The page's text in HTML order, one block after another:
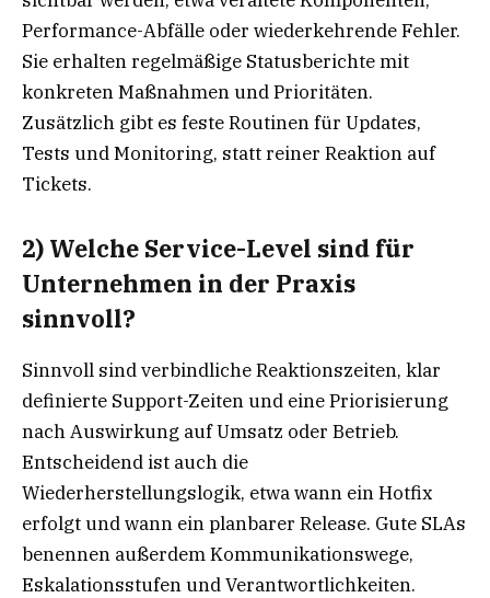
Performance-Abfälle oder wiederkehrende Fehler.
Sie erhalten regelmäßige Statusberichte mit
konkreten Maßnahmen und Prioritäten.
Zusätzlich gibt es feste Routinen für Updates,
Tests und Monitoring, statt reiner Reaktion auf
Tickets.
2) Welche Service-Level sind für
Unternehmen in der Praxis
sinnvoll?
Sinnvoll sind verbindliche Reaktionszeiten, klar
definierte Support-Zeiten und eine Priorisierung
nach Auswirkung auf Umsatz oder Betrieb.
Entscheidend ist auch die
Wiederherstellungslogik, etwa wann ein Hotfix
erfolgt und wann ein planbarer Release. Gute SLAs
benennen außerdem Kommunikationswege,
Eskalationsstufen und Verantwortlichkeiten.